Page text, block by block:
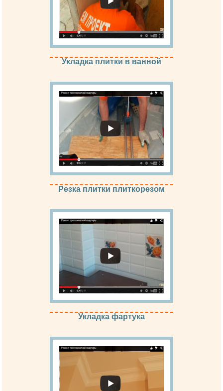
Укладка плитки в ванной
Резка плитки плиткорезом
Укладка фартука